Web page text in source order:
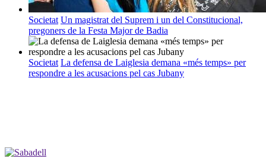
Societat Un magistrat del Suprem i un del Constitucional,
pregoners de la Festa Major de Badia
Societat La defensa de Laiglesia demana «més temps» per
respondre a les acusacions pel cas Jubany